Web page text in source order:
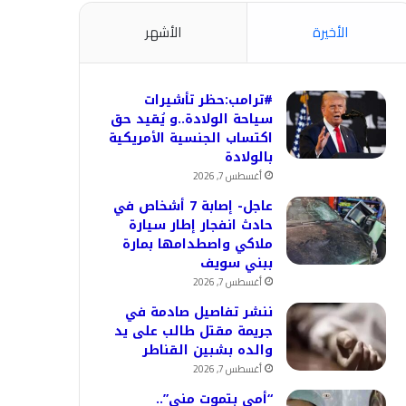
الأخيرة الأشهر
#ترامب:حظر تأشيرات
سياحة الولادة..و يُقيد حق
اكتساب الجنسية الأمريكية
بالولادة
أغسطس 7, 2026
عاجل- إصابة 7 أشخاص في
حادث انفجار إطار سيارة
ملاكي واصطدامها بمارة
ببني سويف
أغسطس 7, 2026
ننشر تفاصيل صادمة في
جريمة مقتل طالب على يد
والده بشبين القناطر
أغسطس 7, 2026
“أمي بتموت مني”..